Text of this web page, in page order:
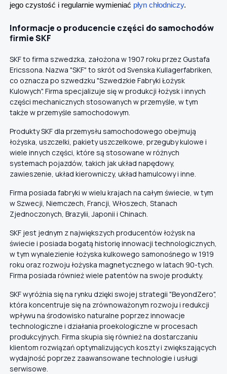
jego czystość i regularnie wymieniać płyn chłodniczy.
Informacje o producencie części do samochodów
firmie SKF
SKF to firma szwedzka, założona w 1907 roku przez Gustafa
Ericssona. Nazwa "SKF" to skrót od Svenska Kullagerfabriken,
co oznacza po szwedzku "Szwedzkie Fabryki Łożysk
Kulowych". Firma specjalizuje się w produkcji łożysk i innych
części mechanicznych stosowanych w przemyśle, w tym
także w przemyśle samochodowym.
Produkty SKF dla przemysłu samochodowego obejmują
łożyska, uszczelki, pakiety uszczelkowe, przeguby kulowe i
wiele innych części, które są stosowane w różnych
systemach pojazdów, takich jak układ napędowy,
zawieszenie, układ kierowniczy, układ hamulcowy i inne.
Firma posiada fabryki w wielu krajach na całym świecie, w tym
w Szwecji, Niemczech, Francji, Włoszech, Stanach
Zjednoczonych, Brazylii, Japonii i Chinach.
SKF jest jednym z największych producentów łożysk na
świecie i posiada bogatą historię innowacji technologicznych,
w tym wynalezienie łożyska kulkowego samonośnego w 1919
roku oraz rozwoju łożyska magnetycznego w latach 90-tych.
Firma posiada również wiele patentów na swoje produkty.
SKF wyróżnia się na rynku dzięki swojej strategii "BeyondZero",
która koncentruje się na zrównoważonym rozwoju i redukcji
wpływu na środowisko naturalne poprzez innowacje
technologiczne i działania proekologiczne w procesach
produkcyjnych. Firma skupia się również na dostarczaniu
klientom rozwiązań optymalizujących koszty i zwiększających
wydajność poprzez zaawansowane technologie i usługi
serwisowe.